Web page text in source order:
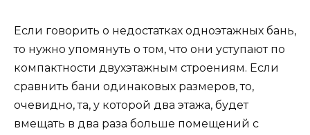
Если говорить о недостатках одноэтажных бань,
то нужно упомянуть о том, что они уступают по
компактности двухэтажным строениям. Если
сравнить бани одинаковых размеров, то,
очевидно, та, у которой два этажа, будет
вмещать в два раза больше помещений с